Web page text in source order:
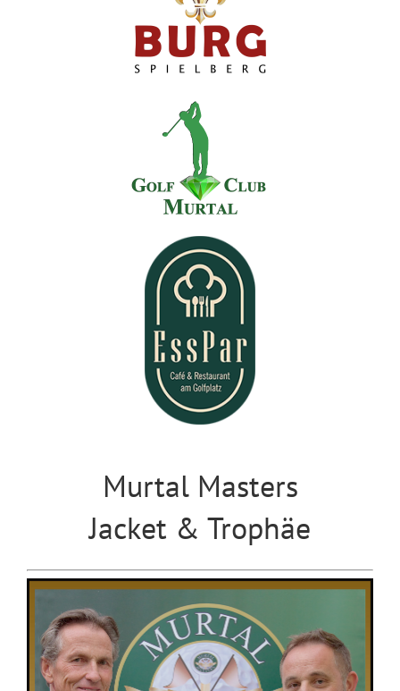
Murtal Masters
Jacket & Trophäe